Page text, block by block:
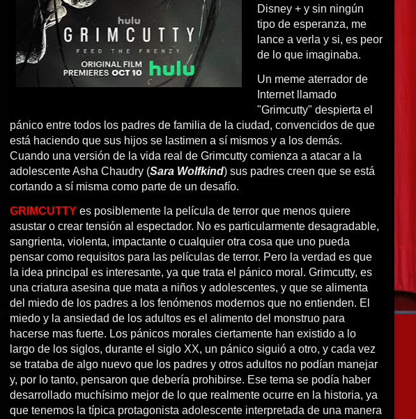
Disney + y sin ningún
tipo de esperanza, me
lance a verla y si, es peor
de lo que imaginaba.
Un meme aterrador de
Internet llamado
"Grimcutty" despierta el
pánico entre todos los padres de familia de la ciudad, convencidos de que
está haciendo que sus hijos se lastimen a sí mismos y a los demás.
Cuando una versión de la vida real de Grimcutty comienza a atacar a la
adolescente Asha Chaudry (Sara Wolfkind) sus padres creen que se está
cortando a sí misma como parte de un desafío.
GRIMCUTTY es posiblemente la película de terror que menos quiere
asustar o crear tensión al espectador. No es particularmente desagradable,
sangrienta, violenta, impactante o cualquier otra cosa que uno pueda
pensar como requisitos para las películas de terror. Pero la verdad es que
la idea principal es interesante, ya que trata el pánico moral. Grimcutty, es
una criatura asesina que mata a niños y adolescentes, y que se alimenta
del miedo de los padres a los fenómenos modernos que no entienden. El
miedo y la ansiedad de los adultos es el alimento del monstruo para
hacerse mas fuerte. Los pánicos morales ciertamente han existido a lo
largo de los siglos, durante el siglo XX, un pánico siguió a otro, y cada vez
se trataba de algo nuevo que los padres y otros adultos no podían manejar
y, por lo tanto, pensaron que debería prohibirse. Ese tema se podía haber
desarrollado muchísimo mejor de lo que realmente ocurre en la historia, ya
que tenemos la típica protagonista adolescente interpretada de una manera